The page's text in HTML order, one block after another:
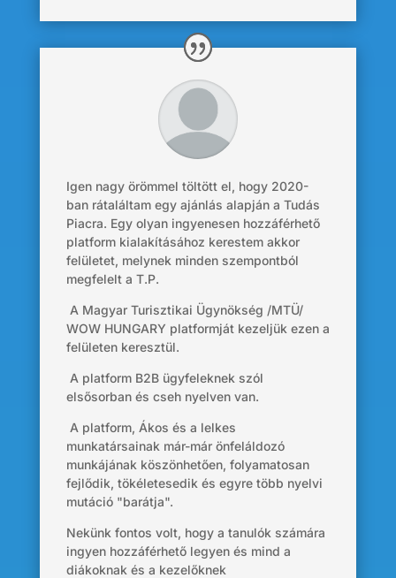
Igen nagy örömmel töltött el, hogy 2020-
ban rátaláltam egy ajánlás alapján a Tudás
Piacra. Egy olyan ingyenesen hozzáférhető
platform kialakításához kerestem akkor
felületet, melynek minden szempontból
megfelelt a T.P.
A Magyar Turisztikai Ügynökség /MTÜ/
WOW HUNGARY platformját kezeljük ezen a
felületen keresztül.
A platform B2B ügyfeleknek szól
elsősorban és cseh nyelven van.
A platform, Ákos és a lelkes
munkatársainak már-már önfeláldozó
munkájának köszönhetően, folyamatosan
fejlődik, tökéletesedik és egyre több nyelvi
mutáció "barátja".
Nekünk fontos volt, hogy a tanulók számára
ingyen hozzáférhető legyen és mind a
diákoknak és a kezelőknek